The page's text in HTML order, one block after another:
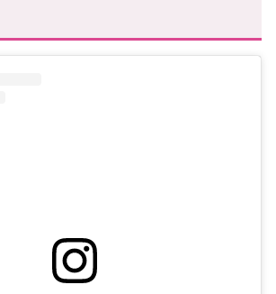
のあるグラフィック「CHROME
ル派さん必見!「MAISON KITSUNE」
ドロゴがポイント「THE NORTH FACE」
バリエーション豊富な「STUSSY」